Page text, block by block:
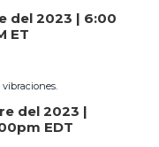
del 2023 | 6:00
ET
del 2023 |
EDT